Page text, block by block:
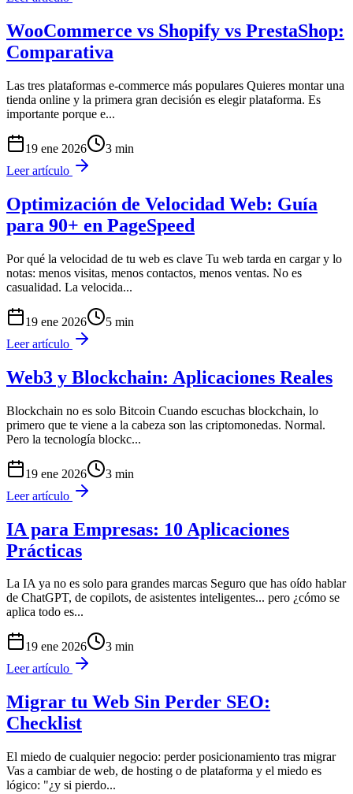
WooCommerce vs Shopify vs PrestaShop:
Comparativa
Las tres plataformas e-commerce más populares Quieres montar una
tienda online y la primera gran decisión es elegir plataforma. Es
importante porque e...
19 ene 2026 3 min
Leer artículo
Optimización de Velocidad Web: Guía
para 90+ en PageSpeed
Por qué la velocidad de tu web es clave Tu web tarda en cargar y lo
notas: menos visitas, menos contactos, menos ventas. No es
casualidad. La velocida...
19 ene 2026 5 min
Leer artículo
Web3 y Blockchain: Aplicaciones Reales
Blockchain no es solo Bitcoin Cuando escuchas blockchain, lo
primero que te viene a la cabeza son las criptomonedas. Normal.
Pero la tecnología blockc...
19 ene 2026 3 min
Leer artículo
IA para Empresas: 10 Aplicaciones
Prácticas
La IA ya no es solo para grandes marcas Seguro que has oído hablar
de ChatGPT, de copilots, de asistentes inteligentes... pero ¿cómo se
aplica todo es...
19 ene 2026 3 min
Leer artículo
Migrar tu Web Sin Perder SEO:
Checklist
El miedo de cualquier negocio: perder posicionamiento tras migrar
Vas a cambiar de web, de hosting o de plataforma y el miedo es
lógico: "¿y si pierdo...